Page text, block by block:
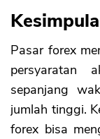
Pasar forex
persyaratan
sepanjang
jumlah tinggi.
forex bisa